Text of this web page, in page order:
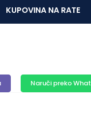
KUPOVINA NA RATE
Naruči preko